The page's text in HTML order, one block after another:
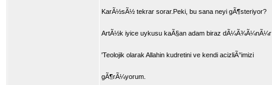
KarÃ½sÃ½ tekrar sorar.Peki, bu sana neyi gÃ¶steriyor?
ArtÃ½k iyice uykusu kaÃ§an adam biraz
'Teolojik olarak Allahin kudretini ve kendi acizliÃ°imizi
gÃ¶rÃ¼yorum.